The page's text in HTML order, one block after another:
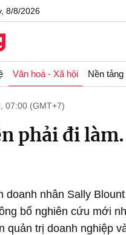
8/8/2026
Văn hoá - Xã hội Nền
07:00 (GMT+7)
phải đi
doanh nhân Sally Blount
bố nghiên cứu mới
quản trị doanh nghiệp